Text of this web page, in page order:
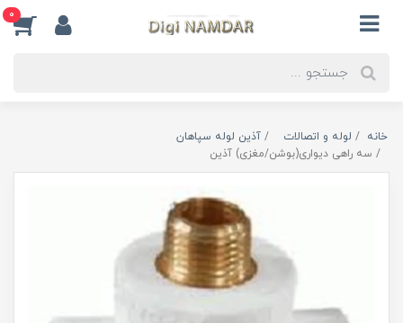
0
خانه لوله و اتصالات
آذین لوله سپاهان
سه راهی دیواری(بوشن/مغزی) آذین